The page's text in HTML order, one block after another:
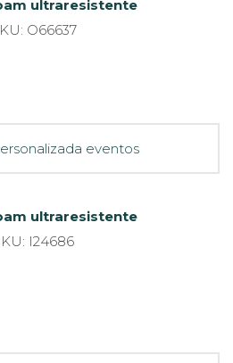
ultraresistente
O66637
ultraresistente
I24686